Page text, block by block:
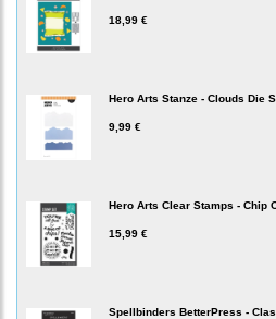
18,99 €
Hero Arts Stanze - Clouds Die
9,99 €
Hero Arts Clear Stamps - Chip
15,99 €
Spellbinders BetterPress -